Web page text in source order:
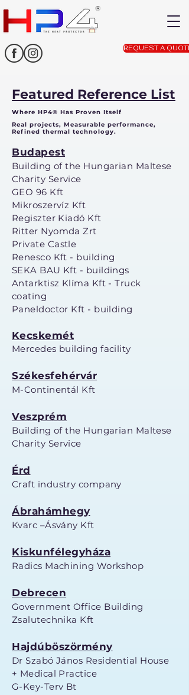
REQUEST A QUOTE
Featured Reference List
Where HP4® Has Proven Itself
Real projects, Measurable performance,
Refined thermal technology.
Budapest
Building of the Hungarian Maltese
Charity Service
GEO 96 Kft
Mikroszervíz Kft
Regiszter Kiadó Kft
Ritter Nyomda Zrt
Private Castle
Renesco Kft - building
SEKA BAU Kft - buildings
Antarktisz Klíma Kft - Truck
coating
Paneldoctor Kft - building
Kecskemét
Mercedes building facility
Székesfehérvár
M-Continentál Kft
Veszprém
Building of the Hungarian Maltese
Charity Service
Érd
Craft industry company
Ábrahámhegy
Kvarc –Ásvány Kft
Kiskunfélegyháza
Radics Machining Workshop
Debrecen
Government Office Building
Zsalutechnika Kft
Hajdúböszörmény
Dr Szabó János Residential House
+ Medical Practice
G-Key-Terv Bt